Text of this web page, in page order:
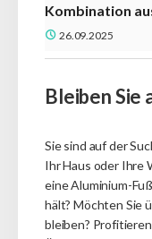
Kombination
26.09.2025
Bleiben Sie
Sie sind auf der
Ihr Haus oder Ihre
eine Aluminium-
hält? Möchten Sie
bleiben?